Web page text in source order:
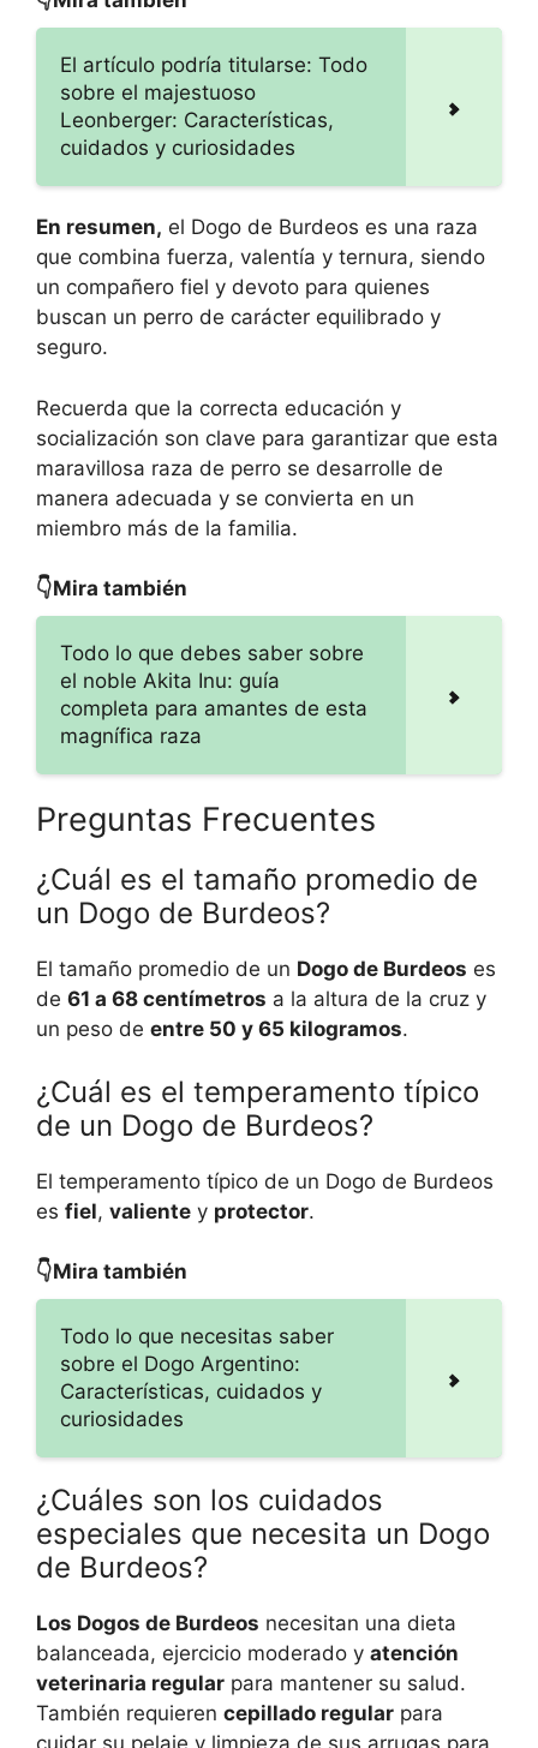
El artículo podría titularse: Todo
sobre el majestuoso
Leonberger: Características,
cuidados y curiosidades
En resumen, el Dogo de Burdeos es una raza
que combina fuerza, valentía y ternura, siendo
un compañero fiel y devoto para quienes
buscan un perro de carácter equilibrado y
seguro.
Recuerda que la correcta educación y
socialización son clave para garantizar que esta
maravillosa raza de perro se desarrolle de
manera adecuada y se convierta en un
miembro más de la familia.
👇Mira también
Todo lo que debes saber sobre
el noble Akita Inu: guía
completa para amantes de esta
magnífica raza
Preguntas Frecuentes
¿Cuál es el tamaño promedio de
un Dogo de Burdeos?
El tamaño promedio de un Dogo de Burdeos es
de 61 a 68 centímetros a la altura de la cruz y
un peso de entre 50 y 65 kilogramos.
¿Cuál es el temperamento típico
de un Dogo de Burdeos?
El temperamento típico de un Dogo de Burdeos
es fiel, valiente y protector.
👇Mira también
Todo lo que necesitas saber
sobre el Dogo Argentino:
Características, cuidados y
curiosidades
¿Cuáles son los cuidados
especiales que necesita un Dogo
de Burdeos?
Los Dogos de Burdeos necesitan una dieta
balanceada, ejercicio moderado y atención
veterinaria regular para mantener su salud.
También requieren cepillado regular para